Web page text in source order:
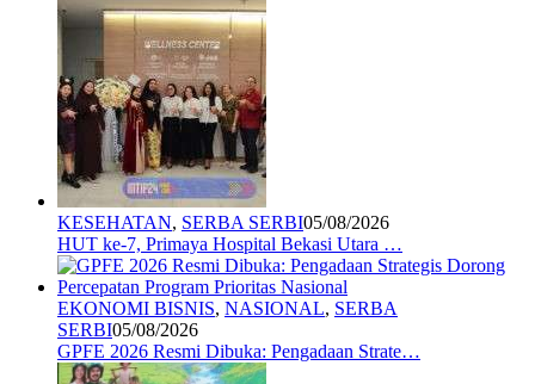
KESEHATAN, SERBA SERBI05/08/2026
HUT ke-7, Primaya Hospital Bekasi Utara …
EKONOMI BISNIS, NASIONAL, SERBA
SERBI05/08/2026
GPFE 2026 Resmi Dibuka: Pengadaan Strate…